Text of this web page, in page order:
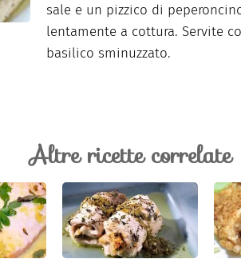
sale e un pizzico di
lentamente a cottura. Servite
basilico sminuzzato.
Altre ricette correlate